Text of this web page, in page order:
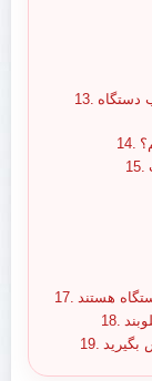
هستند
بگیرید